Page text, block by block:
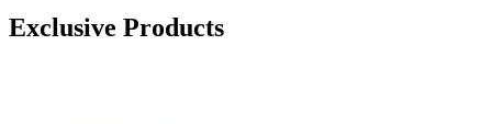
Exclusive Products